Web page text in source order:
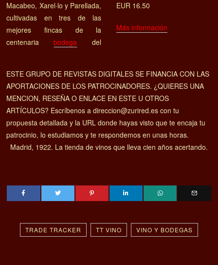
Macabeo, Xarel·lo y Parellada,
cultivadas en tres de las
mejores fincas de la
centenariabodega del
EUR 16.50
Más información
ESTE GRUPO DE REVISTAS DIGITALES SE FINANCIA CON LAS
APORTACIONES DE LOS PATROCINADORES. ¿QUIERES UNA
MENCION, RESEÑA O ENLACE EN ESTE U OTROS
ARTÍCULOS? Escríbenos a direccion@zurired.es con tu
propuesta detallada y la URL donde hayas visto que te encaja tu
patrocinio, lo estudiamos y te respondemos en unas horas.
Madrid, 1922. La tienda de vinos que lleva cien años acertando.
TRADE TRACKER TT VINO VINO Y BODEGAS